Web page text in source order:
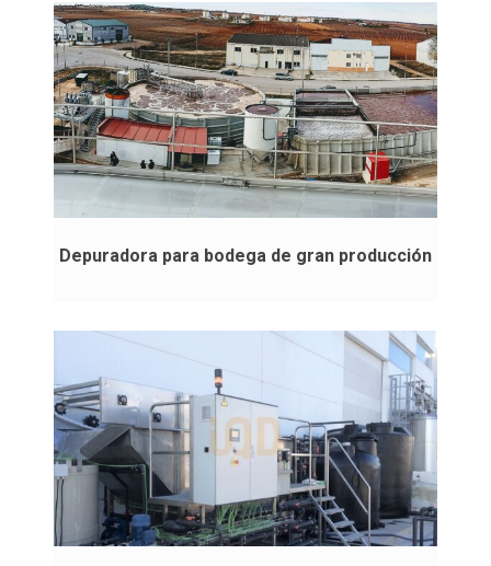
Depuradora para bodega de gran producción